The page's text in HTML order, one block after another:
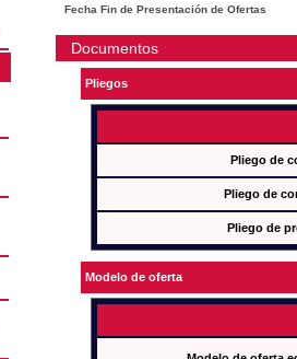
Fecha Fin de Presentación de Ofertas
Documentos
Pliegos
Pliego de
Pliego de
Pliego de
Modelo de oferta